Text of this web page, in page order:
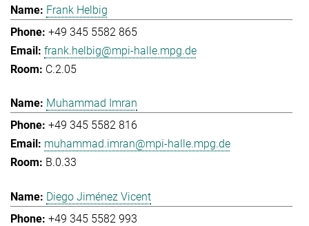
Frank Helbig
+49 345 5582 865
frank.helbig@mpi-halle.mpg.de
C.2.05
Muhammad Imran
+49 345 5582 816
muhammad.imran@mpi-halle.mpg.de
B.0.33
Diego Jiménez Vicent
+49 345 5582 993